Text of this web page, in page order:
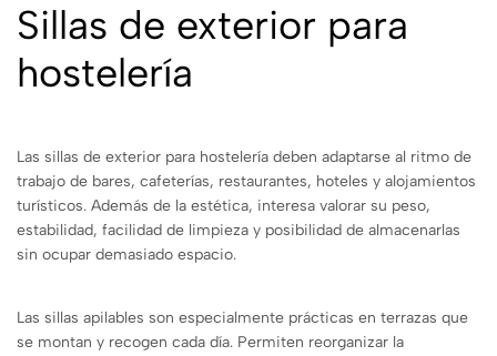
Sillas de exterior para
hostelería
Las sillas de exterior para hostelería deben adaptarse al ritmo de
trabajo de bares, cafeterías, restaurantes, hoteles y alojamientos
turísticos. Además de la estética, interesa valorar su peso,
estabilidad, facilidad de limpieza y posibilidad de almacenarlas
sin ocupar demasiado espacio.
Las sillas apilables son especialmente prácticas en terrazas que
se montan y recogen cada día. Permiten reorganizar la